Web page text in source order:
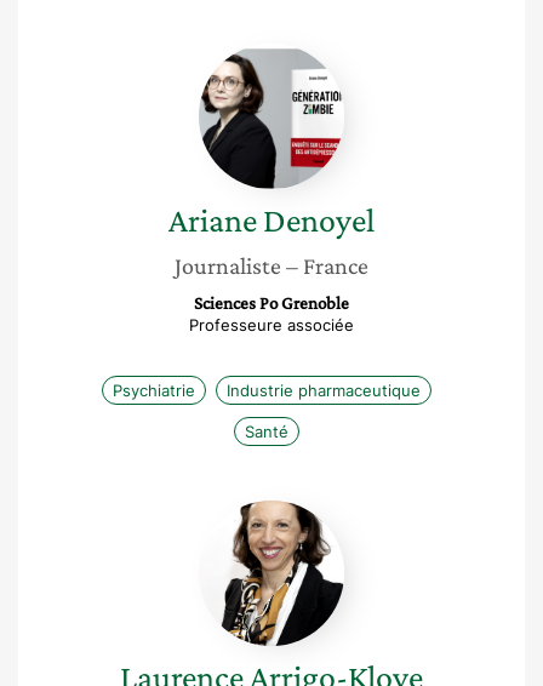
Ariane
Denoyel
ArianeDenoyel
Journaliste – France
Sciences Po Grenoble
Professeure associée
Psychiatrie Industrie pharmaceutique
Santé
Laurence
Arrigo-
Klove
LaurenceArrigo-Klove